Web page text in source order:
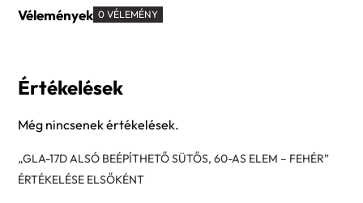
Vélemények 0 VÉLEMÉNY
Értékelések
Még nincsenek értékelések.
„GLA-17D ALSÓ BEÉPÍTHETŐ SÜTŐS, 60-AS ELEM – FEHÉR”
ÉRTÉKELÉSE ELSŐKÉNT